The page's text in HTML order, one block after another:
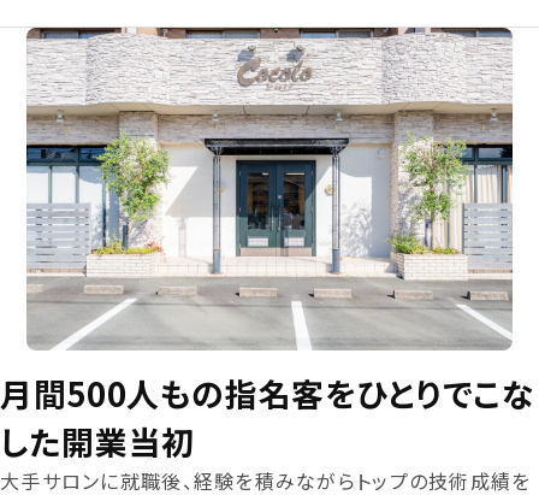
月間500人もの指名客をひとりでこな
した開業当初
大手サロンに就職後、経験を積みながらトップの技術成績を